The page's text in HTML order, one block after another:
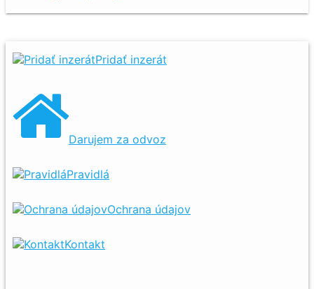
Pridať inzerát
Darujem za odvoz
Pravidlá
Ochrana údajov
Kontakt